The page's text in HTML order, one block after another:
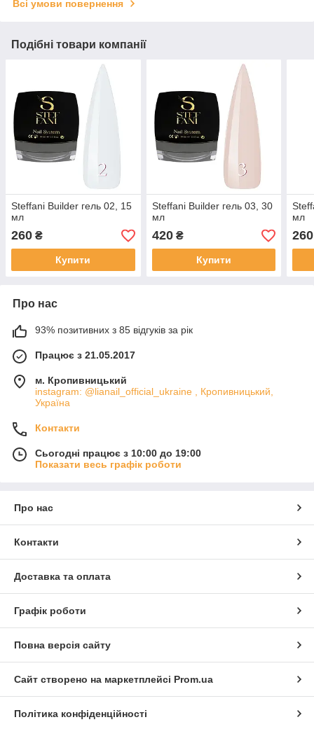
Всі умови повернення
Подібні товари компанії
Steffani Builder гель 02, 15
мл
260 ₴
Купити
Steffani Builder гель 03, 30
мл
420₴
Купити
мл
260
Про нас
93% позитивних з 85 відгуків за рік
Працює з 21.05.2017
м. Кропивницький
instagram: @lianail_official_ukraine , Кропивницький,
Україна
Контакти
Сьогодні працює з 10:00 до 19:00
Показати весь графік роботи
Про нас
Контакти
Доставка та оплата
Графік роботи
Повна версія сайту
Сайт створено на маркетплейсі Prom.ua
Політика конфіденційності